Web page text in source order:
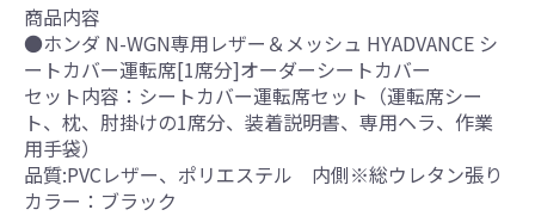
商品内容
●ホンダ N-WGN専用レザー＆メッシュ HYADVANCE シ
ートカバー運転席[1席分]オーダーシートカバー
セット内容：シートカバー運転席セット（運転席シー
ト、枕、肘掛けの1席分、装着説明書、専用ヘラ、作業
用手袋）
品質:PVCレザー、ポリエステル 内側※総ウレタン張り
カラー：ブラック